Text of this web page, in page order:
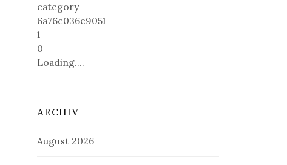
category
6a76c036e9051
1
0
Loading....
ARCHIV
August 2026